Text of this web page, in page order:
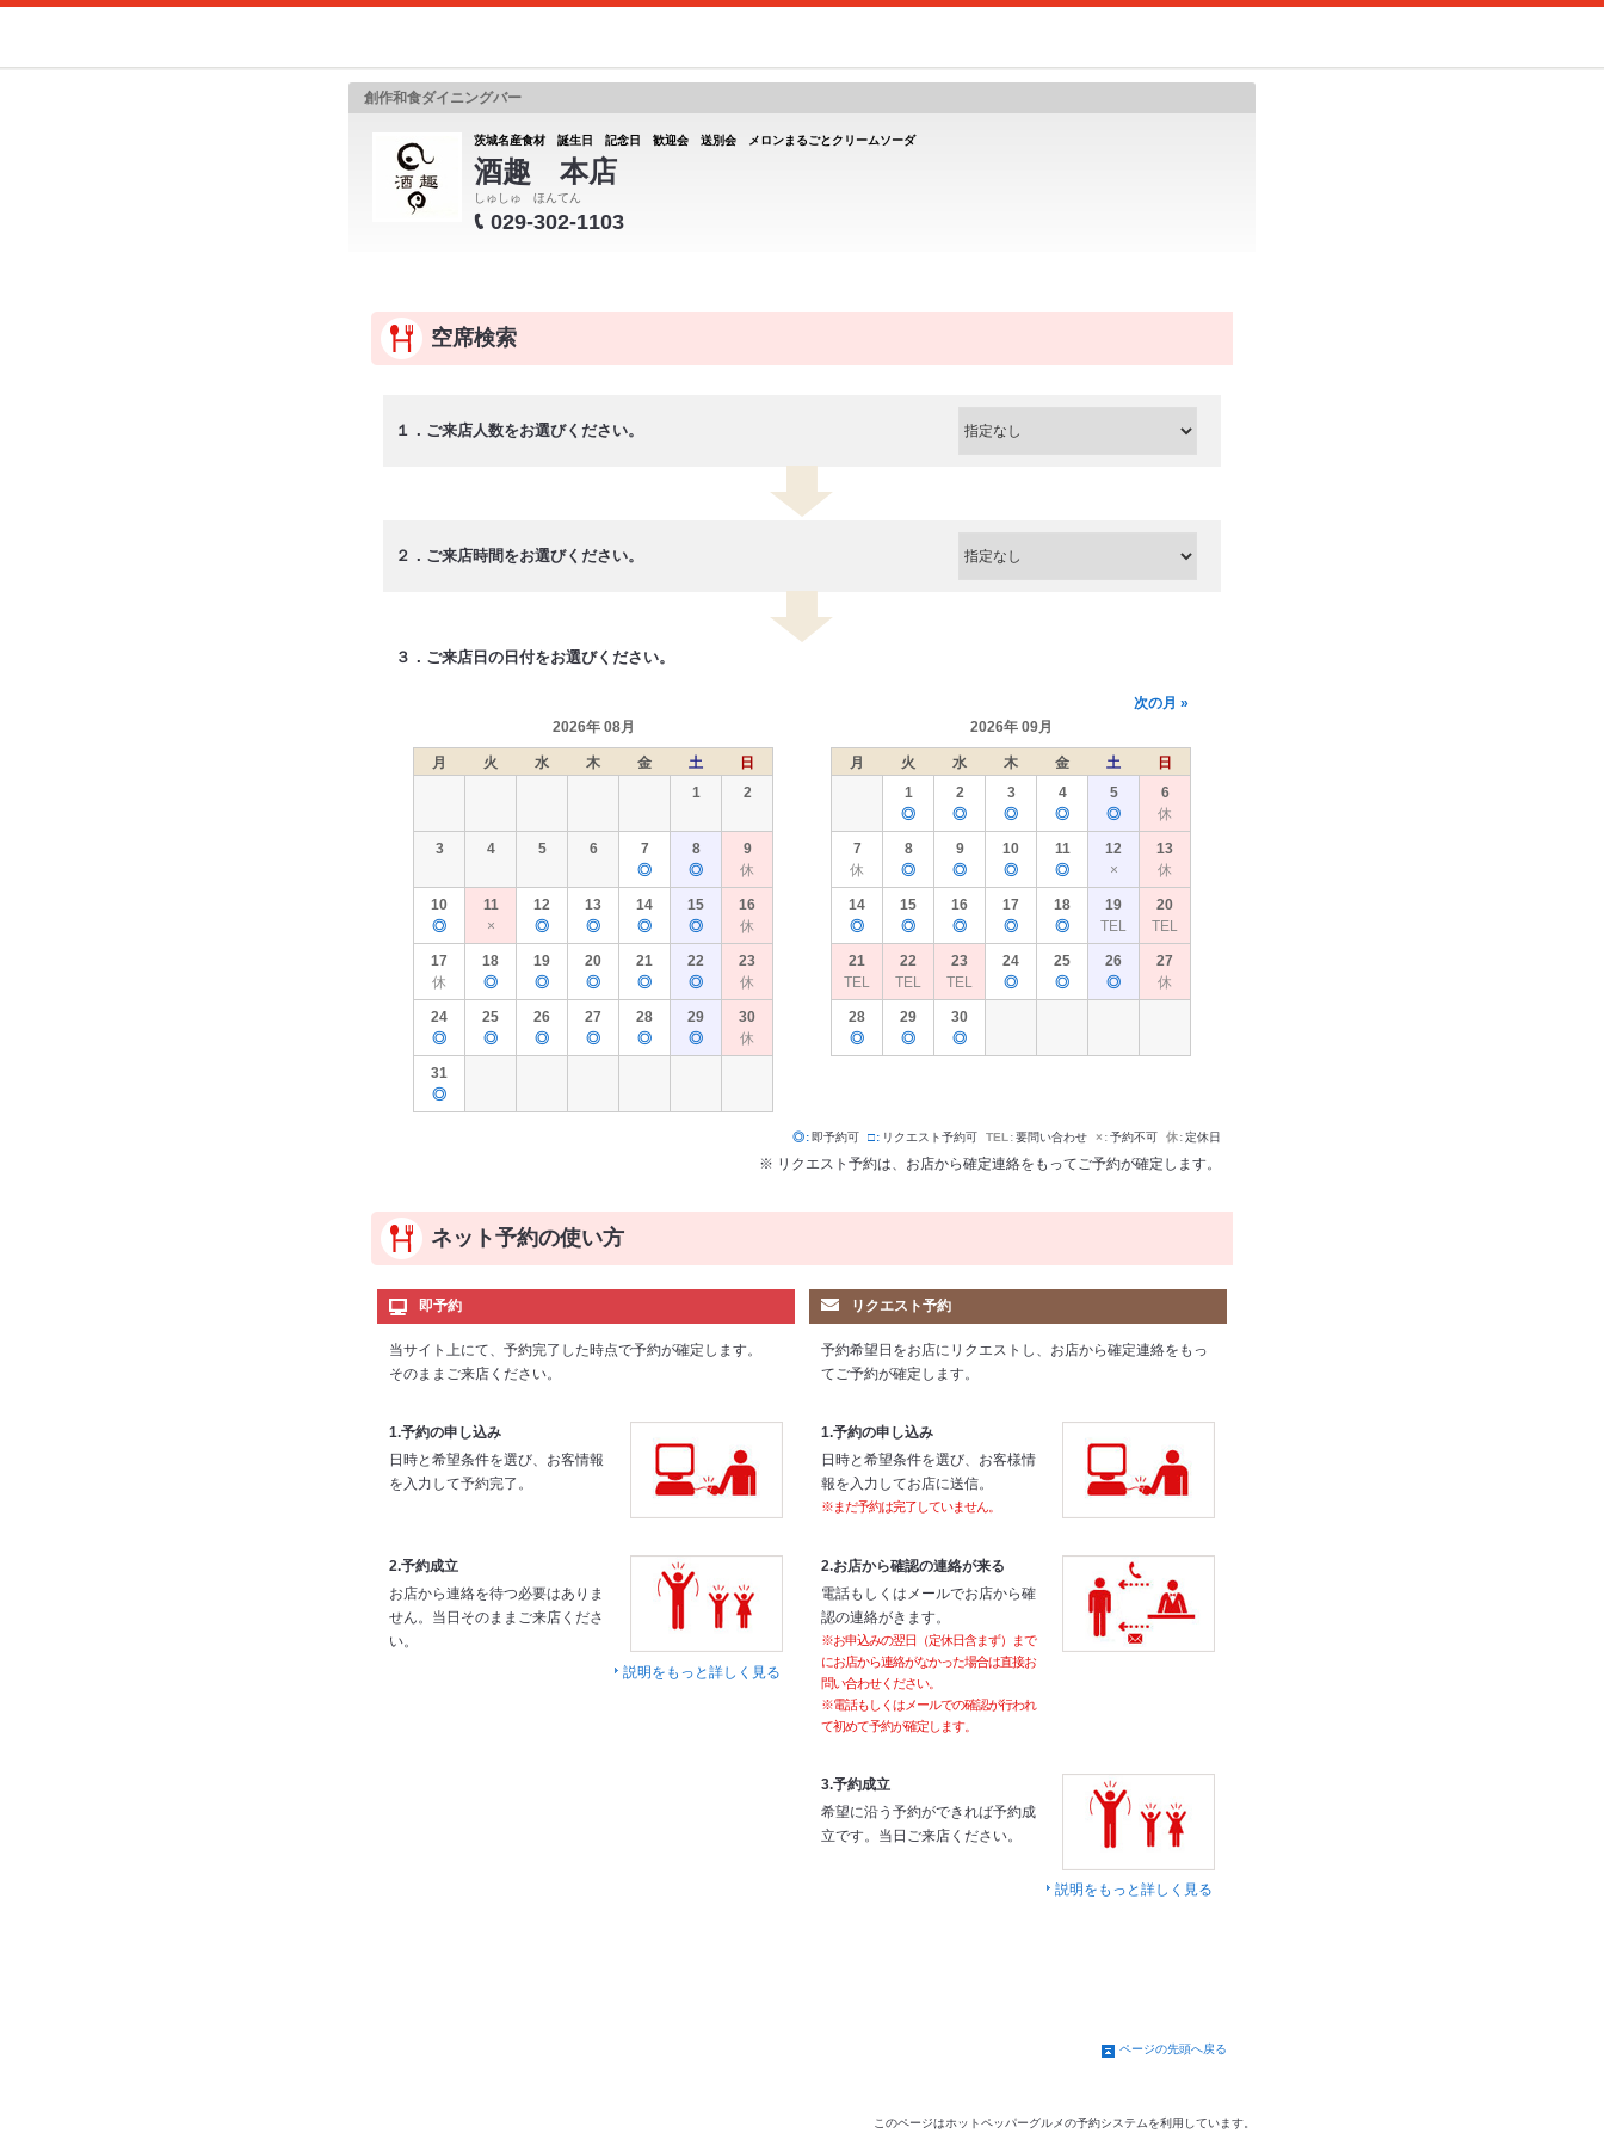
創作和食ダイニングバー
茨城名産食材 誕生日 記念日 歓迎会 送別会 メロンまるごとクリームソーダ
酒趣 本店
しゅしゅ ほんてん
029-302-1103
空席検索
１．ご来店人数をお選びください。
２．ご来店時間をお選びください。
３．ご来店日の日付をお選びください。
2026年 08月
月 火 水 木 金 土
日
1
2
3 4 5 6
7
◎
8
◎
9
休
10
◎
11
×
12
◎
13
◎
14
◎
15
◎
16
休
17
休
18
◎
19
◎
20
◎
21
◎
22
◎
23
休
24
◎
25
◎
26
◎
27
◎
28
◎
29
◎
30
休
31
◎
2026年 09月
月 火 水 木 金 土
日
1
◎
2
◎
3
◎
4
◎
5
◎
6
休
7
休
8
◎
9
◎
10
◎
11
◎
12
×
13
休
14
◎
15
◎
16
◎
17
◎
18
◎
19
TEL
20
TEL
21
TEL
22
TEL
23
TEL
24
◎
25
◎
26
◎
27
休
28
◎
29
◎
30
◎
次の月 »
◎ 即予約可 □ リクエスト予約可 TEL 要問い合わせ × 予約不可 休 定休日
※ リクエスト予約は、お店から確定連絡をもってご予約が確定します。
ネット予約の使い方
即予約
当サイト上にて、予約完了した時点で予約が確定します。
そのままご来店ください。
1.予約の申し込み
日時と希望条件を選び、お客情報
を入力して予約完了。
2.予約成立
お店から連絡を待つ必要はありま
せん。当日そのままご来店くださ
い。
説明をもっと詳しく見る
リクエスト予約
予約希望日をお店にリクエストし、お店から確定連絡をもっ
てご予約が確定します。
1.予約の申し込み
日時と希望条件を選び、お客様情
報を入力してお店に送信。
※まだ予約は完了していません。
2.お店から確認の連絡が来る
電話もしくはメールでお店から確
認の連絡がきます。
※お申込みの翌日（定休日含まず）まで
にお店から連絡がなかった場合は直接お
問い合わせください。
※電話もしくはメールでの確認が行われ
て初めて予約が確定します。
3.予約成立
希望に沿う予約ができれば予約成
立です。当日ご来店ください。
説明をもっと詳しく見る
ページの先頭へ戻る
このページはホットペッパーグルメの予約システムを利用しています。